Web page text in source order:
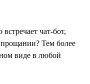
чат-бот,
Тем более
виде в любой